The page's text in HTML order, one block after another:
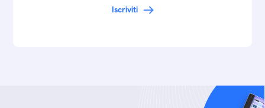
Iscriviti